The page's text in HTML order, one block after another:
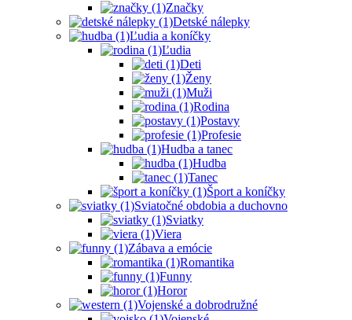
Značky
Detské nálepky
Ľudia a koníčky
Ľudia
Deti
Ženy
Muži
Rodina
Postavy
Profesie
Hudba a tanec
Hudba
Tanec
Šport a koníčky
Sviatočné obdobia a duchovno
Sviatky
Viera
Zábava a emócie
Romantika
Funny
Horor
Vojenské a dobrodružné